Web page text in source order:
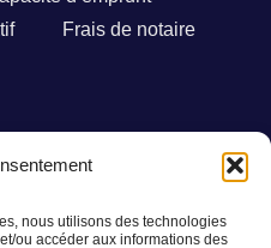
nous utilisons des technologies
ou accéder aux informations des
Frais de notaire